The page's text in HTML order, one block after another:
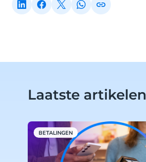
Laatste artikelen
BETALINGEN